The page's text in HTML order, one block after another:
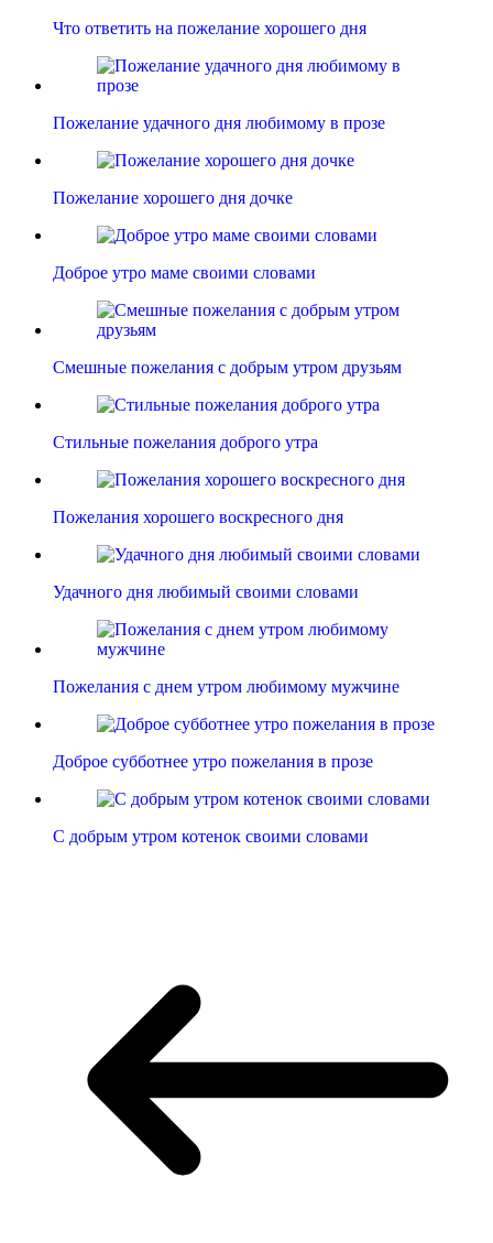
Что ответить на пожелание хорошего дня
Пожелание удачного дня любимому в прозе
Пожелание хорошего дня дочке
Доброе утро маме своими словами
Смешные пожелания с добрым утром друзьям
Стильные пожелания доброго утра
Пожелания хорошего воскресного дня
Удачного дня любимый своими словами
Пожелания с днем утром любимому мужчине
Доброе субботнее утро пожелания в прозе
С добрым утром котенок своими словами